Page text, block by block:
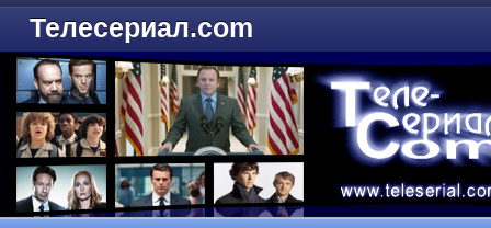
Телесериал.com